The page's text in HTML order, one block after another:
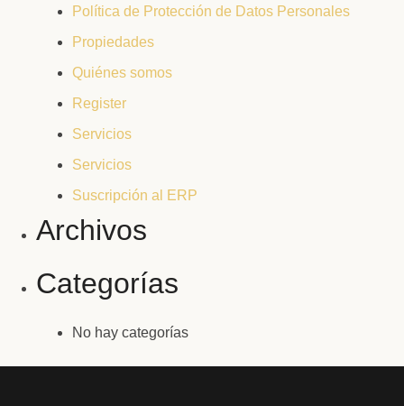
Política de Protección de Datos Personales
Propiedades
Quiénes somos
Register
Servicios
Servicios
Suscripción al ERP
Archivos
Categorías
No hay categorías